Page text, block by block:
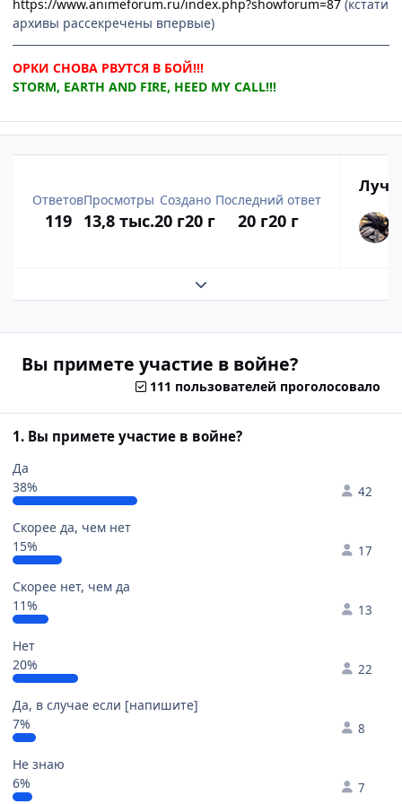
https://www.animeforum.ru/index.php?showforum=87 (кстати
архивы рассекречены впервые)
ОРКИ СНОВА РВУТСЯ В БОЙ!!!
STORM, EARTH AND FIRE, HEED MY CALL!!!
Ответов
119
Просмотры
13,8 тыс.
Создано
20 г20 г
Последний ответ
20 г20 г
Развернуть обзор темы
Вы примете участие в войне?
111 пользователей проголосовало
1. Вы примете участие в войне?
Да
38%
42
Скорее да, чем нет
15%
17
Скорее нет, чем да
11%
13
Нет
20%
22
Да, в случае если [напишите]
7%
8
Не знаю
6%
7